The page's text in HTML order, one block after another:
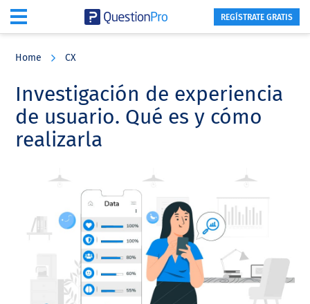
content
sidebar
REGÍSTRATE GRATIS
Home CX
Investigación de experiencia
de usuario. Qué es y cómo
realizarla